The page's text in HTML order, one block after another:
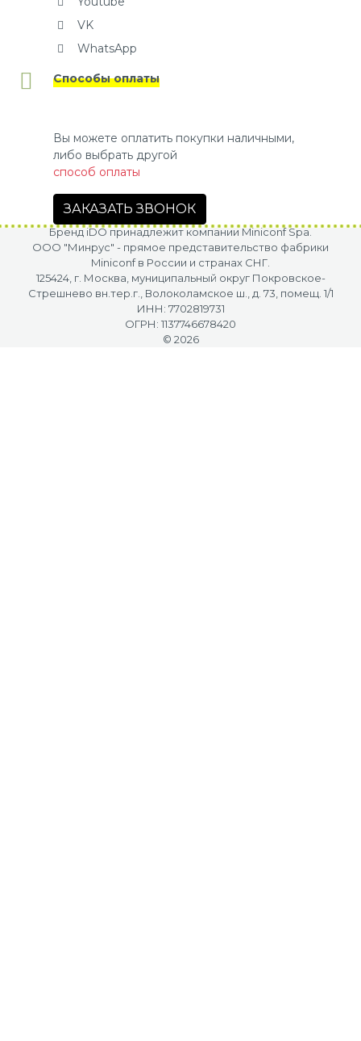
VK
WhatsApp
Способы оплаты
Вы можете оплатить покупки наличными,
либо выбрать другой
способ оплаты
ЗАКАЗАТЬ ЗВОНОК
Бренд iDO принадлежит компании Miniconf Spa.
OOO "Минрус" - прямое представительство фабрики
Miniconf в России и странах СНГ.
125424, г. Москва, муниципальный округ Покровское-
Стрешнево вн.тер.г., Волоколамское ш., д. 73, помещ. 1/1
ИНН: 7702819731
ОГРН: 1137746678420
© 2026